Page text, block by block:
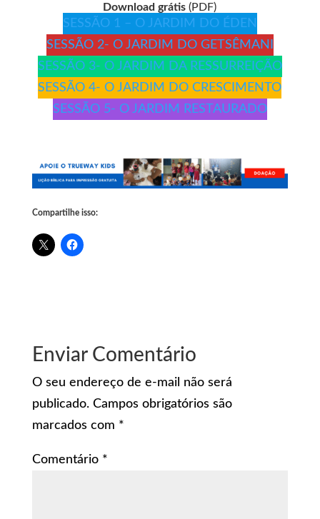
Download grátis (PDF)
SESSÃO 1 – O JARDIM DO ÉDEN
SESSÃO 2- O JARDIM DO GETSÊMANI
SESSÃO 3- O JARDIM DA RESSURREIÇÃO
SESSÃO 4- O JARDIM DO CRESCIMENTO
SESSÃO 5- O JARDIM RESTAURADO
Compartilhe isso:
Enviar Comentário
O seu endereço de e-mail não será
publicado. Campos obrigatórios são
marcados com *
Comentário *